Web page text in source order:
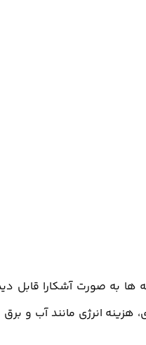
ها به صورت آشکارا قابل
هزینه انرژی مانند آب و